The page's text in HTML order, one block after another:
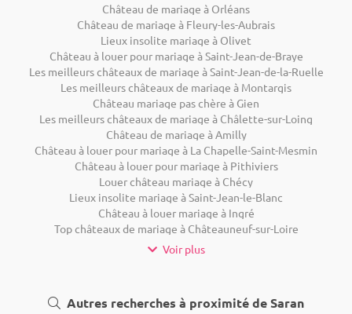
Château de mariage à Orléans
Château de mariage à Fleury-les-Aubrais
Lieux insolite mariage à Olivet
Château à louer pour mariage à Saint-Jean-de-Braye
Les meilleurs châteaux de mariage à Saint-Jean-de-la-Ruelle
Les meilleurs châteaux de mariage à Montargis
Château mariage pas chère à Gien
Les meilleurs châteaux de mariage à Châlette-sur-Loing
Château de mariage à Amilly
Château à louer pour mariage à La Chapelle-Saint-Mesmin
Château à louer pour mariage à Pithiviers
Louer château mariage à Chécy
Lieux insolite mariage à Saint-Jean-le-Blanc
Château à louer mariage à Ingré
Top châteaux de mariage à Châteauneuf-sur-Loire
Voir plus
Autres recherches à proximité de Saran